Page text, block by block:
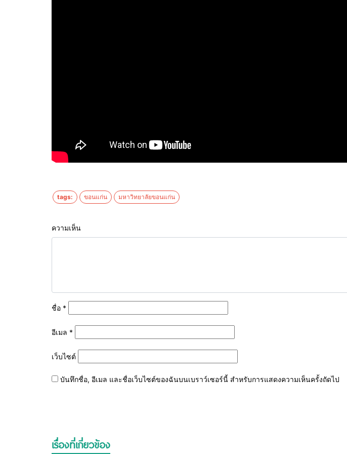
tags: ขอนแก่น มหาวิทยาลัยขอนแก่น
ความเห็น
ชื่อ *
อีเมล *
เว็บไซต์
บันทึกชื่อ, อีเมล และชื่อเว็บไซต์ของฉันบนเบราว์เซอร์นี้ สำหรับการแสดงความเห็นครั้งถัดไป
เรื่องที่เกี่ยวข้อง